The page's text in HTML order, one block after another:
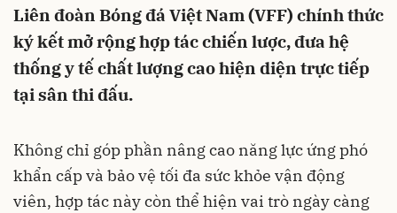
Liên đoàn Bóng đá Việt Nam (VFF) chính thức
ký kết mở rộng hợp tác chiến lược, đưa hệ
thống y tế chất lượng cao hiện diện trực tiếp
tại sân thi đấu.
Không chỉ góp phần nâng cao năng lực ứng phó
khẩn cấp và bảo vệ tối đa sức khỏe vận động
viên, hợp tác này còn thể hiện vai trò ngày càng